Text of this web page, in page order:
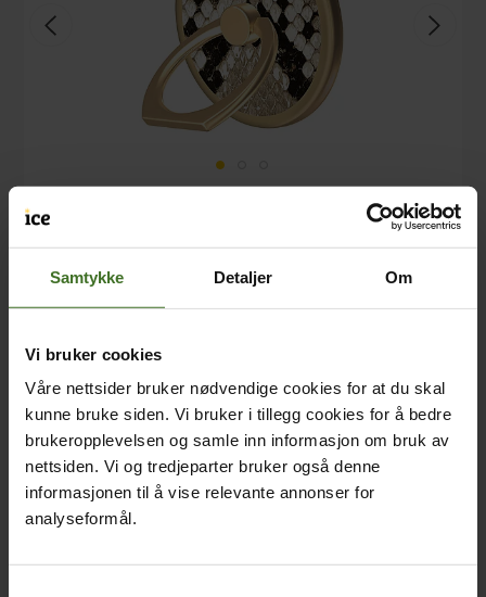
Samtykke Detaljer Om
Vi bruker cookies
Våre nettsider bruker nødvendige cookies for at du skal
kunne bruke siden. Vi bruker i tillegg cookies for å bedre
brukeropplevelsen og samle inn informasjon om bruk av
nettsiden. Vi og tredjeparter bruker også denne
informasjonen til å vise relevante annonser for
analyseformål.
iDeal Ring Mount Sahara Snake
Varenummer: 28626 / MFPN : IDMRM-242 /
GTIN/EAN: 7340196221401